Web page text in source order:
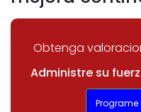
Obtenga
Administre su